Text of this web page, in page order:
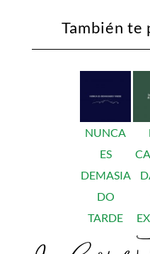
También te
NUNCA
ES
DEMASIA
DO
TARDE